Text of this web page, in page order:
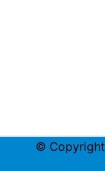
© Copyright